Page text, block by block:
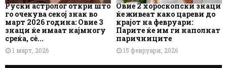
Руски астролог откри што
го очекува секој знак во
март 2026 година: Овие 3
знаци ќе имаат најмногу
среќа, сè...
1 март, 2026
Овие 2 хороскопски знаци
ќе живеат како цареви до
крајот на февруари:
Парите ќе им ги наполнат
паричниците
15 февруари, 2026